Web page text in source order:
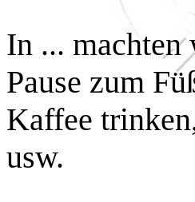
In ... machten
Pause zum
Kaffee
usw.